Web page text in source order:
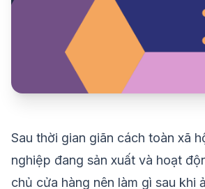
Sau thời gian giãn cách toàn xã
nghiệp đang sản xuất và hoạt
chủ cửa hàng nên làm gì sau khi